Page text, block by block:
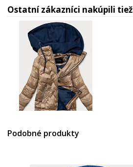
Ostatní zákazníci nakúpili tiež
Podobné produkty